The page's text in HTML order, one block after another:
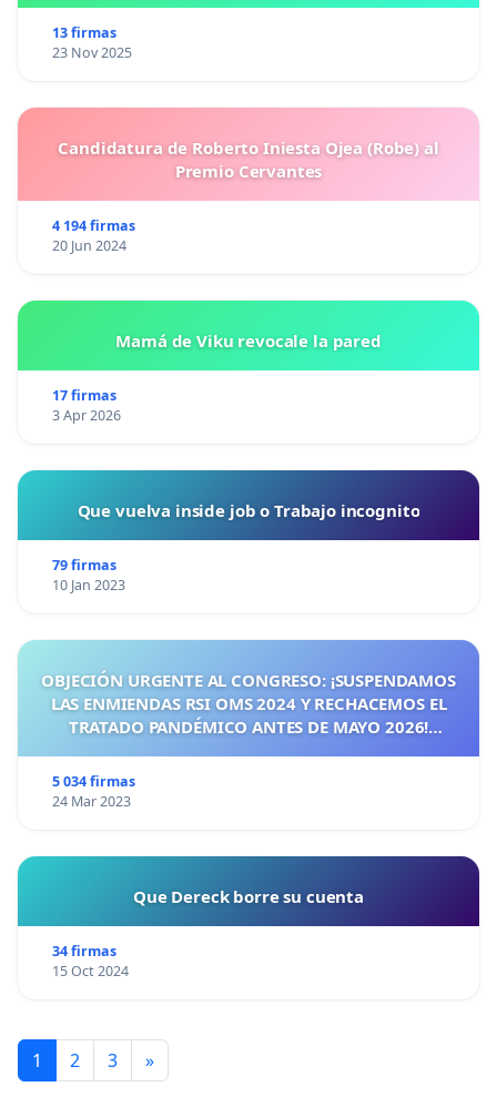
13 firmas
23 Nov 2025
Candidatura de Roberto Iniesta Ojea (Robe) al
Premio Cervantes
4 194 firmas
20 Jun 2024
Mamá de Viku revocale la pared
17 firmas
3 Apr 2026
Que vuelva inside job o Trabajo incognito
79 firmas
10 Jan 2023
OBJECIÓN URGENTE AL CONGRESO: ¡SUSPENDAMOS
LAS ENMIENDAS RSI OMS 2024 Y RECHACEMOS EL
TRATADO PANDÉMICO ANTES DE MAYO 2026!
5 034 firmas
24 Mar 2023
Que Dereck borre su cuenta
34 firmas
15 Oct 2024
1 2 3 »